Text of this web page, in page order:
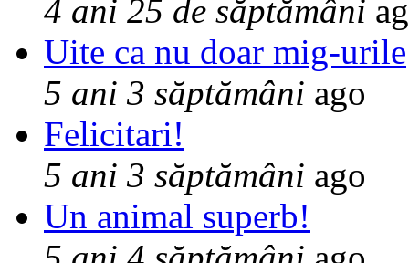
4 ani 25 de săptămâni
Uite ca nu doar mig-urile
5 ani 3 săptămâni ago
Felicitari!
5 ani 3 săptămâni ago
Un animal superb!